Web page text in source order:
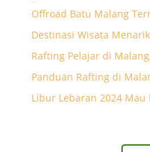
Offroad Batu Malang
Destinasi Wisata
Rafting Pelajar di
Panduan Rafting di
Libur Lebaran 2024 Mau